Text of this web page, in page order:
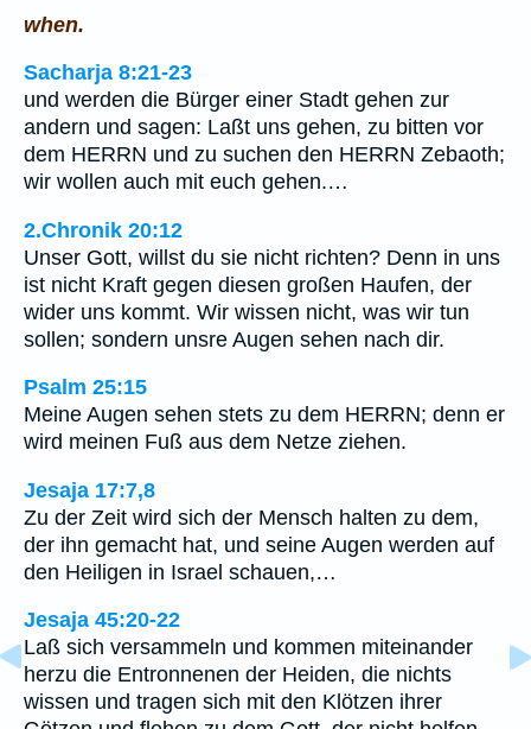
when.
Sacharja 8:21-23
und werden die Bürger einer Stadt gehen zur
andern und sagen: Laßt uns gehen, zu bitten vor
dem HERRN und zu suchen den HERRN Zebaoth;
wir wollen auch mit euch gehen.…
2.Chronik 20:12
Unser Gott, willst du sie nicht richten? Denn in uns
ist nicht Kraft gegen diesen großen Haufen, der
wider uns kommt. Wir wissen nicht, was wir tun
sollen; sondern unsre Augen sehen nach dir.
Psalm 25:15
Meine Augen sehen stets zu dem HERRN; denn er
wird meinen Fuß aus dem Netze ziehen.
Jesaja 17:7,8
Zu der Zeit wird sich der Mensch halten zu dem,
der ihn gemacht hat, und seine Augen werden auf
den Heiligen in Israel schauen,…
Jesaja 45:20-22
Laß sich versammeln und kommen miteinander
herzu die Entronnenen der Heiden, die nichts
wissen und tragen sich mit den Klötzen ihrer